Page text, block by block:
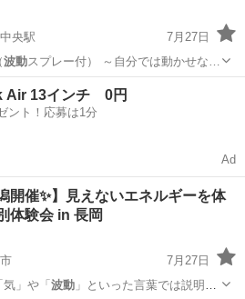
央駅
7月27日
波動 スプレー付） ～自分では動かせな…
駅 その他 ヒーリング
Air 13インチ 0円
ント！応募は1分
Ad
開催✨】見えないエネルギーを体
体験会 in 長岡
7月27日
」や「 波動」といった言葉では説明し